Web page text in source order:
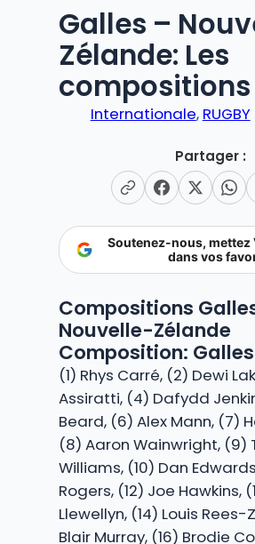
Galles –
Zélande: Les
compositions
Internationale, RUGBY
Partager :
Soutenez-nous, mettez
dans vos
Compositions
Nouvelle-Zélande
Composition:
(1) Rhys Carré, (2) Dewi
Assiratti, (4) Dafydd
Beard, (6) Alex Mann, (7)
(8) Aaron Wainwright, (9)
Williams, (10) Dan
Rogers, (12) Joe Hawkins,
Llewellyn, (14) Louis Rees-
Blair Murray, (16) Brodie